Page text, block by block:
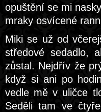
opuštění se mi
mraky osvícené
Miki se už od
středové sedadlo,
zůstal. Nejdřív že
když si ani po
vedle mě v uličce
Seděli tam ve